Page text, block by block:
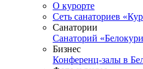
О курорте
Сеть санаториев
Санатории
Санаторий
Бизнес
Конференц-залы в